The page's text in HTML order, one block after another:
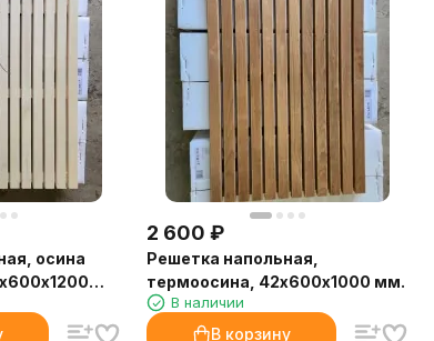
осина
2 600 ₽
Решетка напольная,
термоосина, 42х600х1000 мм.
В наличии
В корзину